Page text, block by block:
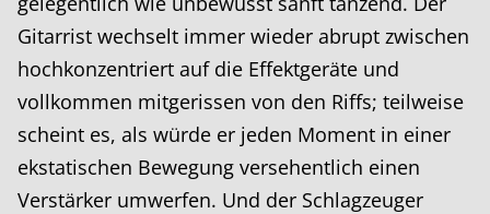
Gitarrist wechselt immer wieder abrupt zwischen
hochkonzentriert auf die Effektgeräte und
vollkommen mitgerissen von den Riffs; teilweise
scheint es, als würde er jeden Moment in einer
ekstatischen Bewegung versehentlich einen
Verstärker umwerfen. Und der Schlagzeuger